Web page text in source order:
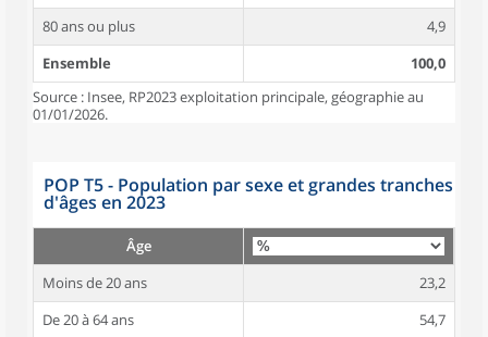
80 ans ou plus
4,9
Ensemble
100,0
Source : Insee, RP2023 exploitation principale, géographie au
01/01/2026.
POP T5 - Population par sexe et grandes tranches
d'âges en 2023
Âge
Moins de 20 ans
23,2
De 20 à 64 ans
54,7